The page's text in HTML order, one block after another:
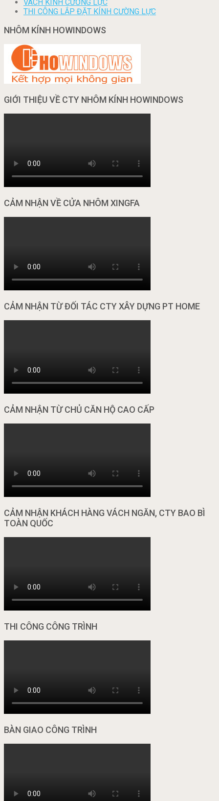
VÁCH KÍNH CƯỜNG LỰC
THI CÔNG LẮP ĐẶT KÍNH CƯỜNG LỰC
NHÔM KÍNH HOWINDOWS
GIỚI THIỆU VỀ CTY NHÔM KÍNH HOWINDOWS
CẢM NHẬN VỀ CỬA NHÔM XINGFA
CẢM NHẬN TỪ ĐỐI TÁC CTY XÂY DỰNG PT HOME
CẢM NHẬN TỪ CHỦ CĂN HỘ CAO CẤP
CẢM NHẬN KHÁCH HÀNG VÁCH NGĂN, CTY BAO BÌ
TOÀN QUỐC
THI CÔNG CÔNG TRÌNH
BÀN GIAO CÔNG TRÌNH